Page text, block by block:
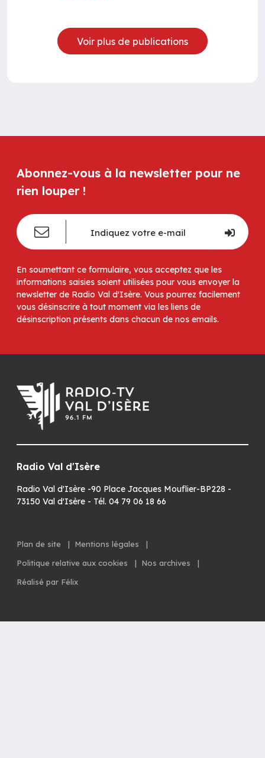
Voir plus de publications
Abonnez-vous à la newsletter pour ne
rien louper !
En soumettant ce formulaire, vous acceptez que les
informations saisies soient utilisées pour vous envoyer la
newsletter de Radio Val d'Isère. Vous pourrez facilement
vous désinscrire à tout moment via les liens de
désinscription présents dans chacun de nos emails.
Radio Val d'Isère
Radio Val d'Isère -90 Place Jacques Mouflier-BP228 -
73150 Val d'Isère - Tél. 04 79 06 18 66
Plan de site | Mentions légales
|
Politique relative aux cookies
| Nos archives
|
Réalisé par Félix